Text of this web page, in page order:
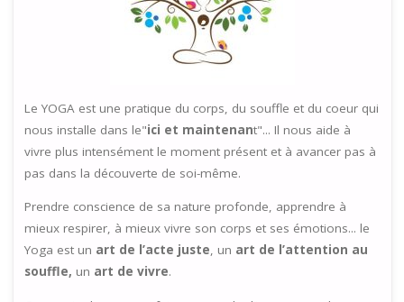
Le YOGA est une pratique du corps, du souffle et du coeur qui
nous installe dans le"ici et maintenant"... Il nous aide à
vivre plus intensément le moment présent et à avancer pas à
pas dans la découverte de soi-même.
Prendre conscience de sa nature profonde, apprendre à
mieux respirer, à mieux vivre son corps et ses émotions... le
Yoga est un art de l’acte juste, un art de l’attention au
souffle, un art de vivre.